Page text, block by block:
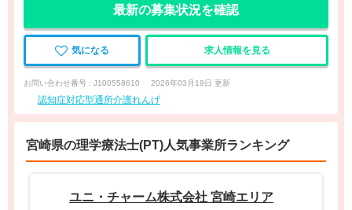
最新の募集状況を確認
気になる 求人情報を見る
お問い合わせ番号 : J100558610 2026年03月19日 更新
認知症対応型通所介護れんげ
宮崎県の理学療法士(PT)人気事業所ランキング
ユニ・チャーム株式会社 宮崎エリア